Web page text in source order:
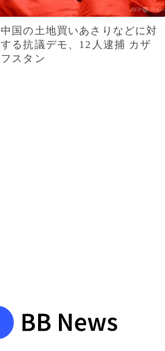
中国の土地買いあさりなどに対
する抗議デモ、12人逮捕 カザ
フスタン